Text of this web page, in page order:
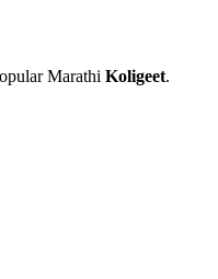
Marathi Koligeet.